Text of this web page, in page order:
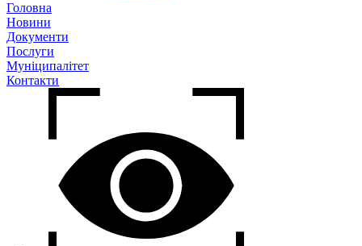
Головна
Новини
Документи
Послуги
Муніципалітет
Контакти